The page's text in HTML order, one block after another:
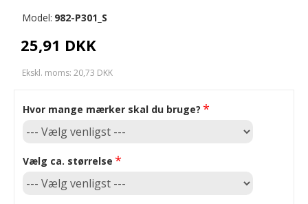
25,91 DKK
Ekskl. moms: 20,73 DKK
Model: 982-P301_S
Hvor mange mærker skal du bruge?
Vælg ca. størrelse